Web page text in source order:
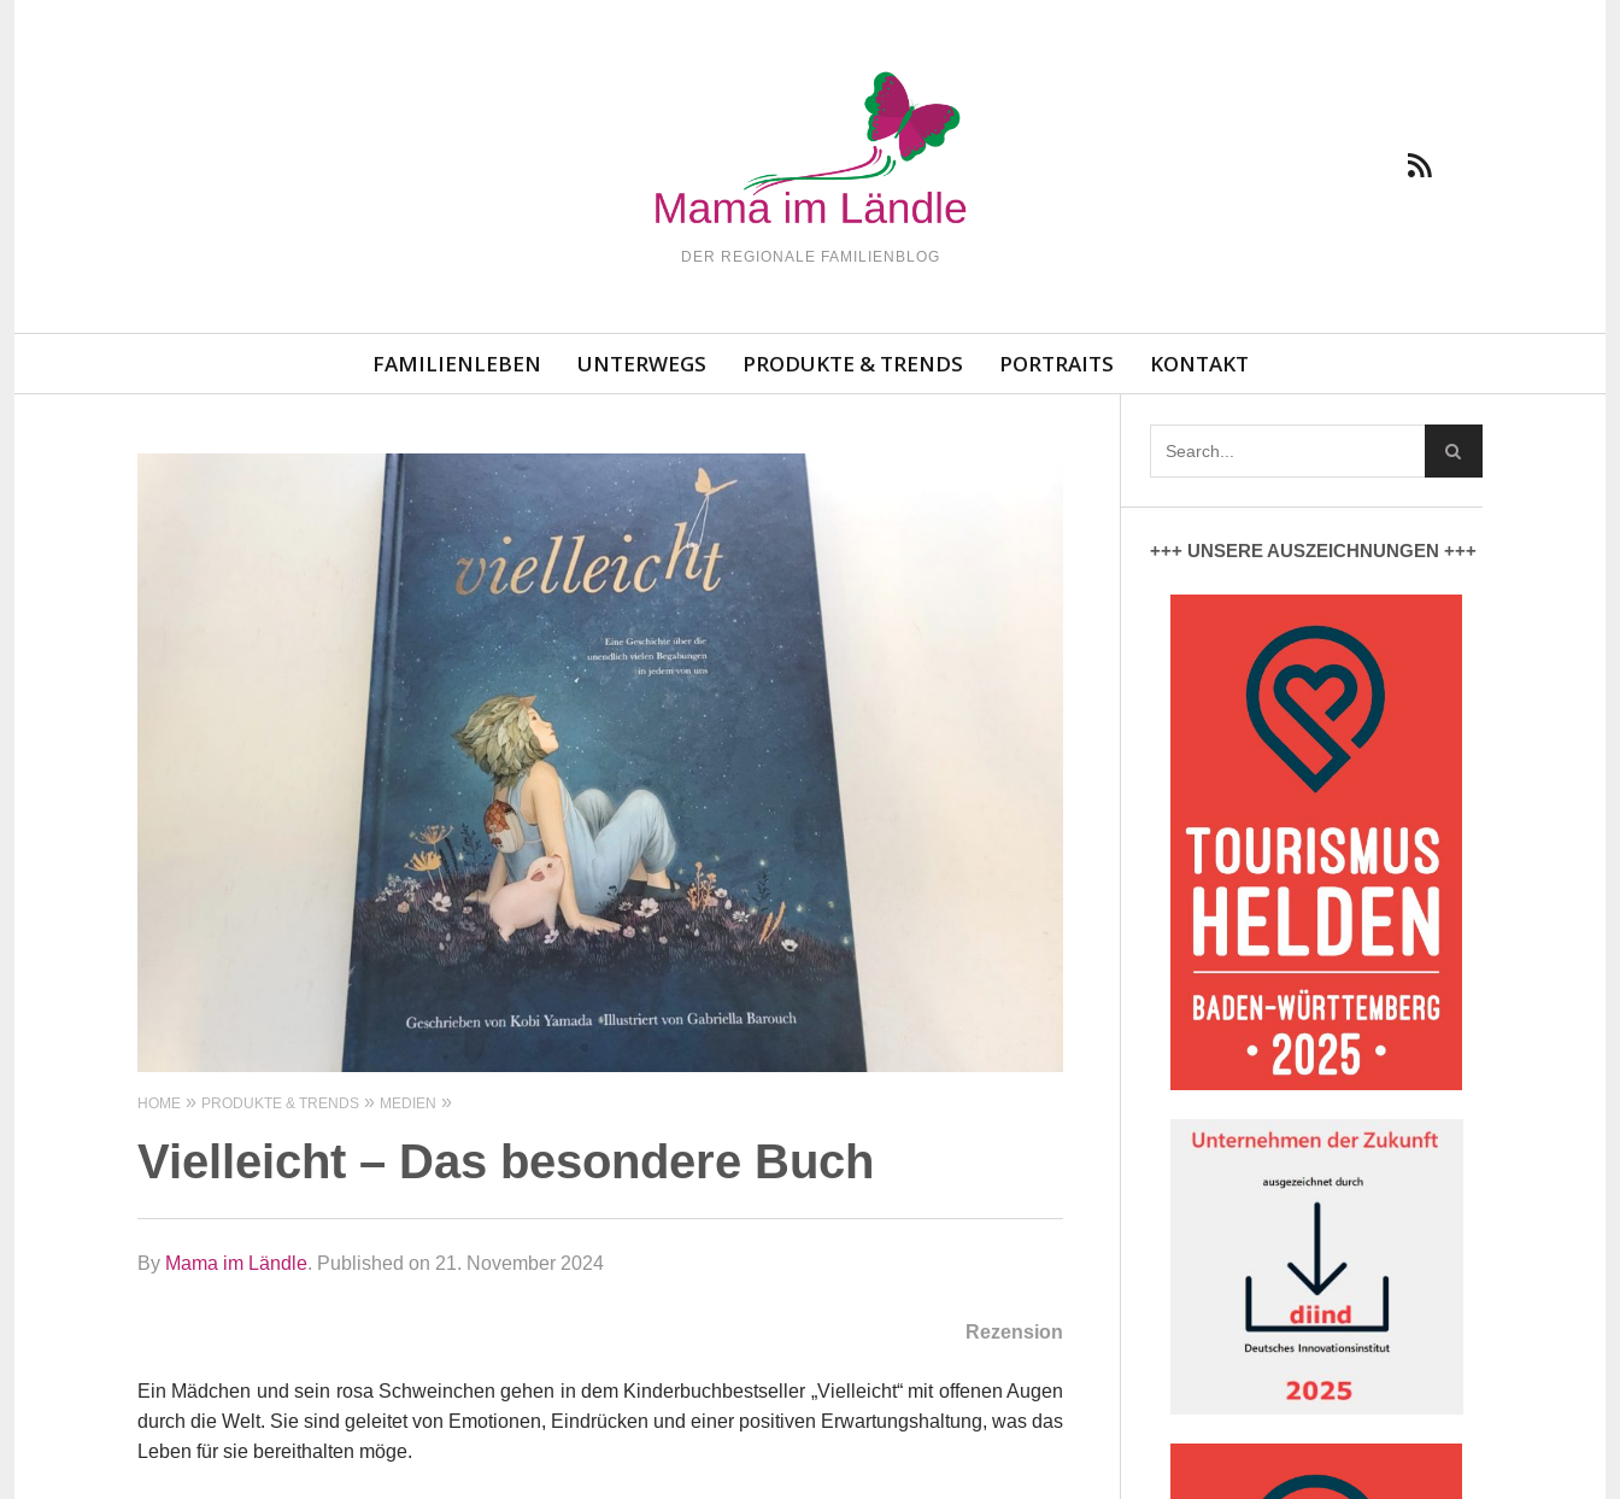
DER REGIONALE FAMILIENBLOG
Navigation
FAMILIENLEBEN UNTERWEGS PRODUKTE & TRENDS PORTRAITS KONTAKT
HOME PRODUKTE & TRENDS MEDIEN
Vielleicht – Das besondere Buch
By Mama im Ländle. Published on 21. November 2024
Rezension
Ein Mädchen und sein rosa Schweinchen gehen in dem Kinderbuchbestseller „Vielleicht“ mit offenen Augen
durch die Welt. Sie sind geleitet von Emotionen, Eindrücken und einer positiven Erwartungshaltung, was das
Leben für sie bereithalten möge.
+++ UNSERE AUSZEICHNUNGEN +++